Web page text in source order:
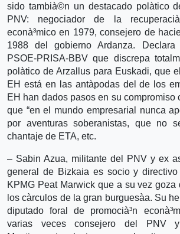
sido tambià©n un destacado polà­tico
PNV: negociador de la
econà³mico en 1979, consejero de
1988 del gobierno Ardanza. Declara
PSOE-PRISA-BBV que discrepa
polà­tico de Arzallus para Euskadi, que
EH está en las antà­podas del de los
EH han dados pasos en su compromiso
que “en el mundo empresarial nunca
por aventuras soberanistas, que no
chantaje de ETA, etc.
– Sabin Azua, militante del PNV y ex
general de Bizkaia es socio y
KPMG Peat Marwick que a su vez
los cà­rculos de la gran burguesà­a. Su
diputado foral de promocià³n
varias veces consejero del PNV y